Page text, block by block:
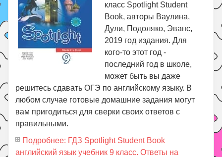
класс Spotlight Student
Book, авторы Ваулина,
Дули, Подоляко, Эванс,
2019 год издания. Для
кого-то этот год -
последний год в школе,
может быть вы даже
решитесь сдавать ОГЭ по английскому языку. В
любом случае готовые домашние задания могут
вам пригодиться для сверки своих ответов с
правильными.
Подробнее: ГДЗ Spotlight Student Book
английский язык учебник 9 класс. Ответы на